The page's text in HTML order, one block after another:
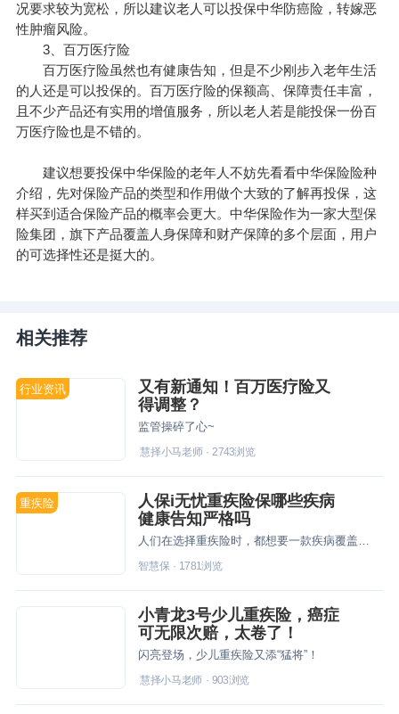
况要求较为宽松，所以建议老人可以投保中华防癌险，转嫁恶
性肿瘤风险。
3、百万医疗险
百万医疗险虽然也有健康告知，但是不少刚步入老年生活
的人还是可以投保的。百万医疗险的保额高、保障责任丰富，
且不少产品还有实用的增值服务，所以老人若是能投保一份百
万医疗险也是不错的。
建议想要投保中华保险的老年人不妨先看看中华保险险种
介绍，先对保险产品的类型和作用做个大致的了解再投保，这
样买到适合保险产品的概率会更大。中华保险作为一家大型保
险集团，旗下产品覆盖人身保障和财产保障的多个层面，用户
的可选择性还是挺大的。
相关推荐
行业资讯
又有新通知！百万医疗险又
得调整？
监管操碎了心~
慧择小马老师· 2743浏览
重疾险
人保i无忧重疾险保哪些疾病
健康告知严格吗
智慧保· 1781浏览
小青龙3号少儿重疾险，癌症
可无限次赔，太卷了！
闪亮登场，少儿重疾险又添“猛将”！
慧择小马老师· 903浏览